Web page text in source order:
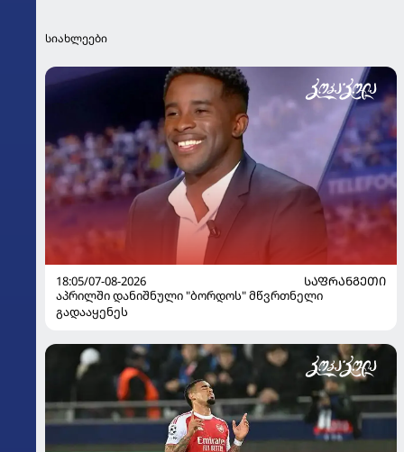
სიახლეები
18:05/07-08-2026
ᲡᲐᲤᲠᲐᲜᲒᲔᲗᲘ
აპრილში დანიშნული "ბორდოს" მწვრთნელი
გადააყენეს